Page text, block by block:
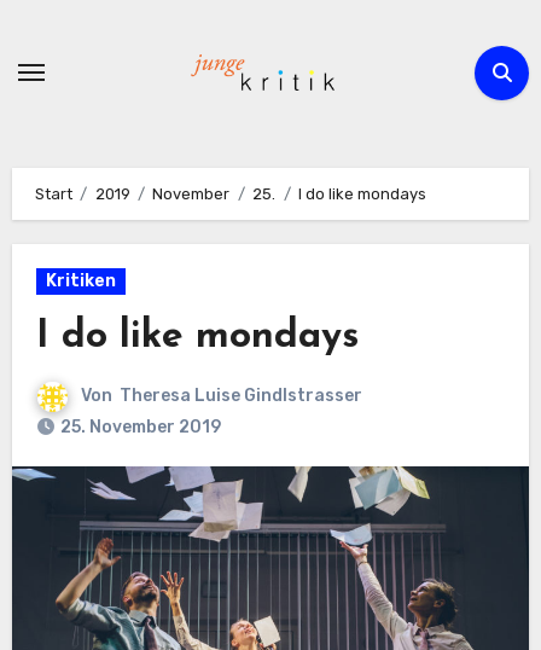
springen
Start 2019 November 25. I do like mondays
Kritiken
I do like mondays
Von Theresa Luise Gindlstrasser
25. November 2019